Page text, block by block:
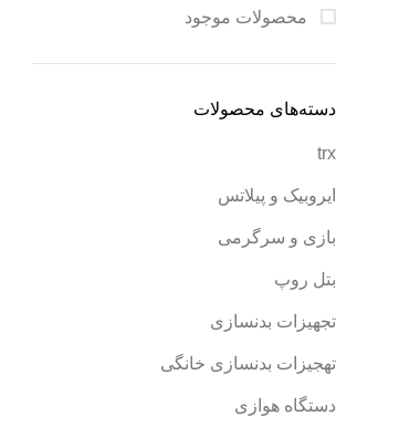
محصولات موجود
دسته‌های محصولات
trx
ایروبیک و پیلاتس
بازی و سرگرمی
بتل روپ
تجهیزات بدنسازی
تهجیزات بدنسازی خانگی
دستگاه هوازی